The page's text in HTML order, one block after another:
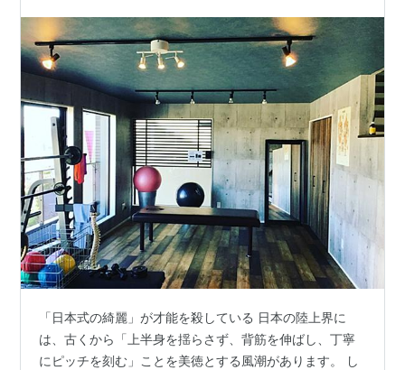
プーマ コンプリート テセウ
ス 2 26.5cm 並行輸入品
メディア:ウェア&シューズ
クリック
: 69回
この商品を含むブログを見る
「日本式の綺麗」が才能を殺している 日本の陸上界に
は、古くから「上半身を揺らさず、背筋を伸ばし、丁寧
にピッチを刻む」ことを美徳とする風潮があります。 し